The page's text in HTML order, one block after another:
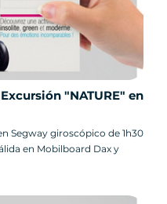
"NATURE" en
Segway giroscópico de 1h30
en Mobilboard Dax y